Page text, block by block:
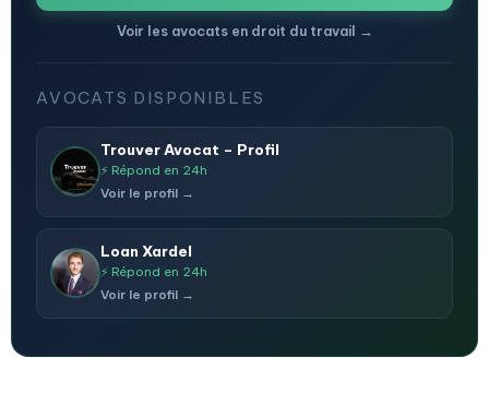
Voir les avocats en droit du travail →
AVOCATS DISPONIBLES
Trouver Avocat – Profil
⚡ Répond en 24h
Voir le profil →
Loan Xardel
⚡ Répond en 24h
Voir le profil →